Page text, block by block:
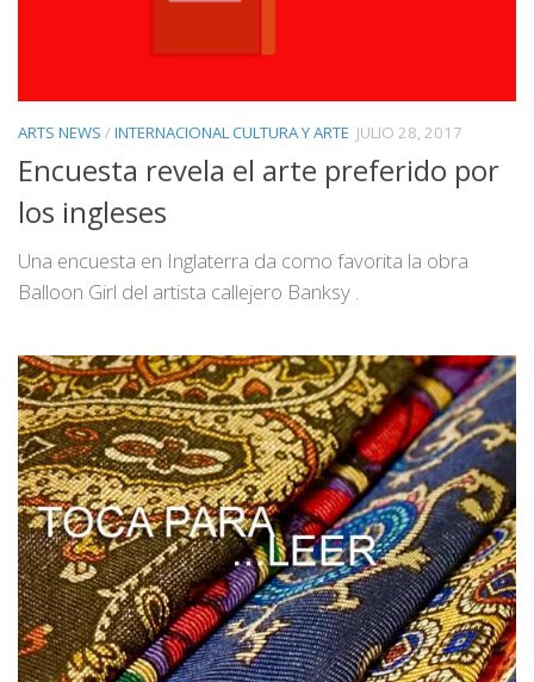
ARTS NEWS /INTERNACIONAL CULTURA Y ARTE JULIO 28, 2017
Encuesta revela el arte preferido por
los ingleses
Una encuesta en Inglaterra da como favorita la obra
Balloon Girl del artista callejero Banksy .